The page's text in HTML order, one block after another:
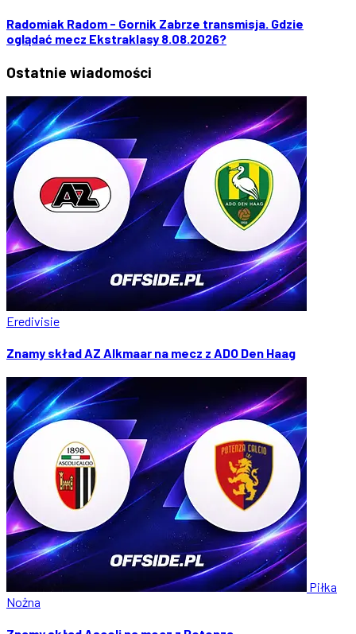
Radomiak Radom - Gornik Zabrze transmisja. Gdzie
oglądać mecz Ekstraklasy 8.08.2026?
Ostatnie wiadomości
Eredivisie
Znamy skład AZ Alkmaar na mecz z ADO Den Haag
Piłka
Nożna